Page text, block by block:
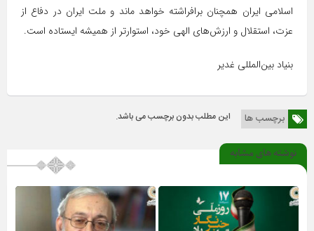
اسلامی ایران همچنان برافراشته خواهد ماند و ملت ایران در دفاع از
عزت، استقلال و ارزش‌های الهی خود، استوارتر از همیشه ایستاده است.
بنیاد بین‌المللی غدیر
برچسب ها این مطلب بدون برچسب می باشد.
نوشته های مشابه